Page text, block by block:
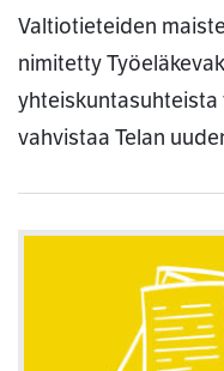
Valtiotieteiden
nimitetty
yhteiskuntasuhteista
vahvistaa Telan